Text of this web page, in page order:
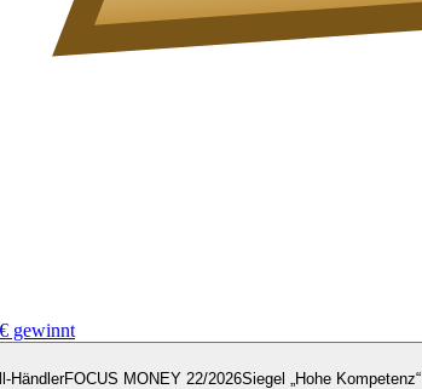
gewinnt
HändlerFOCUS MONEY 22/2026Siegel „Hohe Kompetenz“